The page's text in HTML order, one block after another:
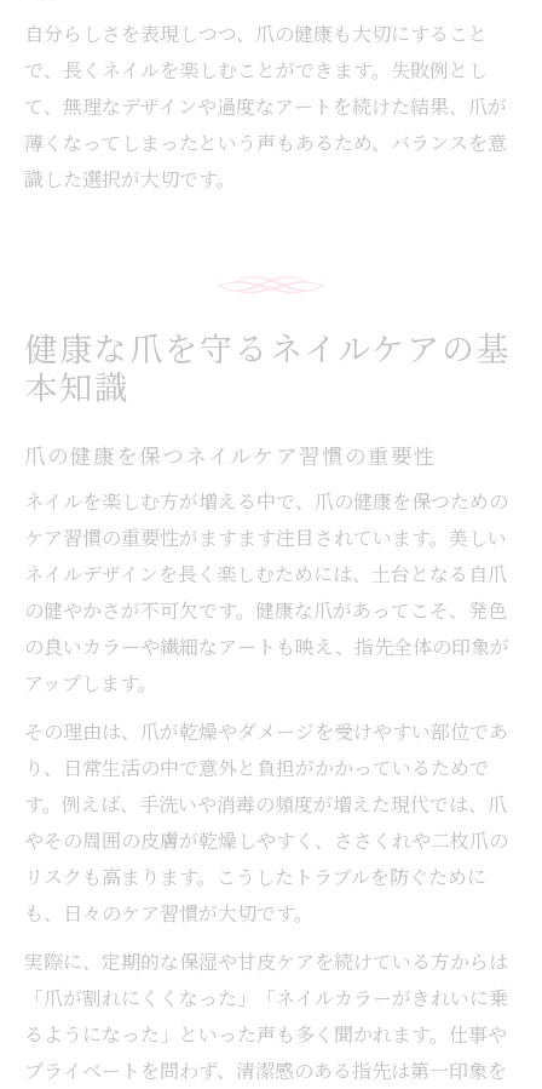
自分らしさを表現しつつ、爪の健康も大切にすること
で、長くネイルを楽しむことができます。失敗例とし
て、無理なデザインや過度なアートを続けた結果、爪が
薄くなってしまったという声もあるため、バランスを意
識した選択が大切です。
健康な爪を守るネイルケアの基
本知識
爪の健康を保つネイルケア習慣の重要性
ネイルを楽しむ方が増える中で、爪の健康を保つための
ケア習慣の重要性がますます注目されています。美しい
ネイルデザインを長く楽しむためには、土台となる自爪
の健やかさが不可欠です。健康な爪があってこそ、発色
の良いカラーや繊細なアートも映え、指先全体の印象が
アップします。
その理由は、爪が乾燥やダメージを受けやすい部位であ
り、日常生活の中で意外と負担がかかっているためで
す。例えば、手洗いや消毒の頻度が増えた現代では、爪
やその周囲の皮膚が乾燥しやすく、ささくれや二枚爪の
リスクも高まります。こうしたトラブルを防ぐために
も、日々のケア習慣が大切です。
実際に、定期的な保湿や甘皮ケアを続けている方からは
「爪が割れにくくなった」「ネイルカラーがきれいに乗
るようになった」といった声も多く聞かれます。仕事や
プライベートを問わず、清潔感のある指先は第一印象を